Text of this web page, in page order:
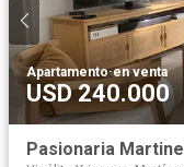
Apartamento·en venta
USD 240.000
Pasionaria